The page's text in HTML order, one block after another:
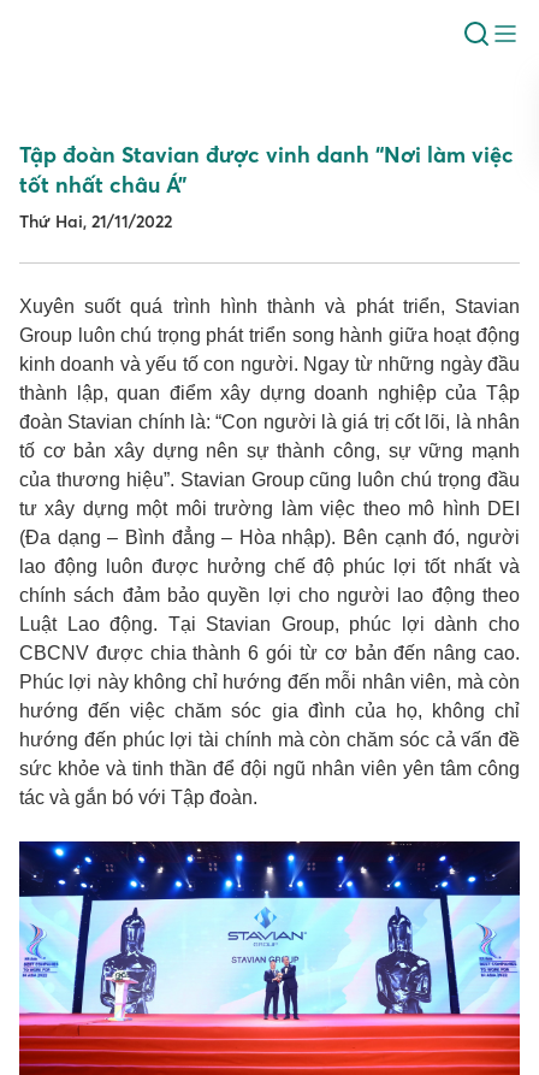
Tập đoàn Stavian được vinh danh “Nơi làm việc
tốt nhất châu Á”
Thứ Hai, 21/11/2022
Xuyên suốt quá trình hình thành và phát triển, Stavian
Group luôn chú trọng phát triển song hành giữa hoạt động
kinh doanh và yếu tố con người. Ngay từ những ngày đầu
thành lập, quan điểm xây dựng doanh nghiệp của Tập
đoàn Stavian chính là: “Con người là giá trị cốt lõi, là nhân
tố cơ bản xây dựng nên sự thành công, sự vững mạnh
của thương hiệu”. Stavian Group cũng luôn chú trọng đầu
tư xây dựng một môi trường làm việc theo mô hình DEI
(Đa dạng – Bình đẳng – Hòa nhập). Bên cạnh đó, người
lao động luôn được hưởng chế độ phúc lợi tốt nhất và
chính sách đảm bảo quyền lợi cho người lao động theo
Luật Lao động. Tại Stavian Group, phúc lợi dành cho
CBCNV được chia thành 6 gói từ cơ bản đến nâng cao.
Phúc lợi này không chỉ hướng đến mỗi nhân viên, mà còn
hướng đến việc chăm sóc gia đình của họ, không chỉ
hướng đến phúc lợi tài chính mà còn chăm sóc cả vấn đề
sức khỏe và tinh thần để đội ngũ nhân viên yên tâm công
tác và gắn bó với Tập đoàn.